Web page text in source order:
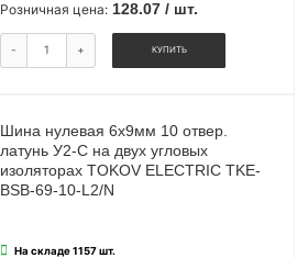
Розничная цена: 128.07 / шт.
- + КУПИТЬ
Шина нулевая 6х9мм 10 отвер.
латунь У2-С на двух угловых
изоляторах TOKOV ELECTRIC TKE-
BSB-69-10-L2/N
На складе 1157 шт.